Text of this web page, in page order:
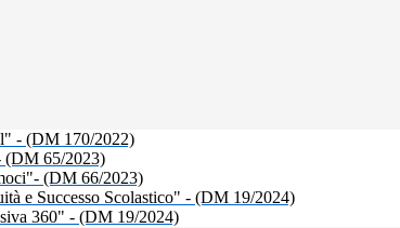
- (DM 170/2022)
65/2023)
(DM 66/2023)
e Successo Scolastico" - (DM 19/2024)
360" - (DM 19/2024)